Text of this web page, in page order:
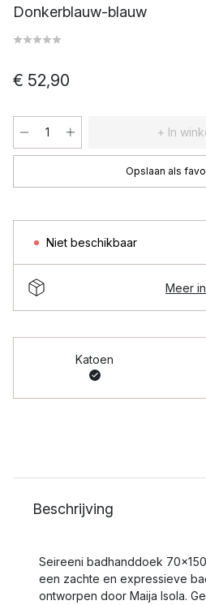
Donkerblauw-blauw
€ 52,90
+ In
Opslaan als
Niet beschikbaar
Meer
Katoen
Beschrijving
Seireeni badhanddoek
een zachte en expressieve
ontworpen door Maija Isola.